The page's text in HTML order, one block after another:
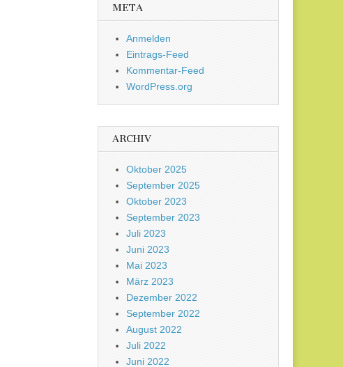
META
Anmelden
Eintrags-Feed
Kommentar-Feed
WordPress.org
ARCHIV
Oktober 2025
September 2025
Oktober 2023
September 2023
Juli 2023
Juni 2023
Mai 2023
März 2023
Dezember 2022
September 2022
August 2022
Juli 2022
Juni 2022